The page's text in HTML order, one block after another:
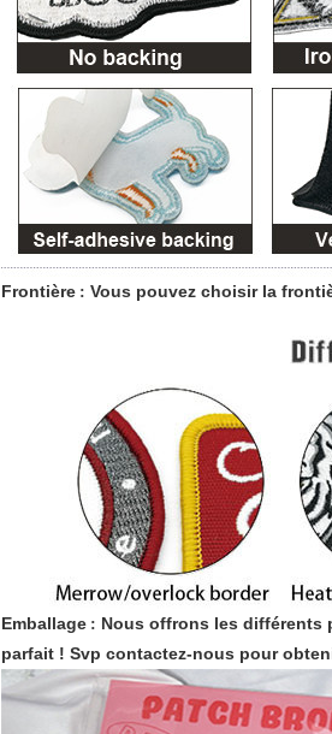
Frontière : Vous pouvez choisir la
Emballage : Nous offrons les différents
parfait ! Svp contactez-nous pour